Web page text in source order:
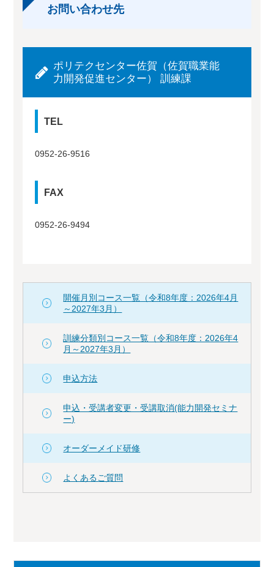
お問い合わせ先
ポリテクセンター佐賀（佐賀職業能
力開発促進センター） 訓練課
TEL
0952-26-9516
FAX
0952-26-9494
開催月別コース一覧（令和8年度：2026年4月
～2027年3月）
訓練分類別コース一覧（令和8年度：2026年4
月～2027年3月）
申込方法
申込・受講者変更・受講取消(能力開発セミナ
ー)
オーダーメイド研修
よくあるご質問